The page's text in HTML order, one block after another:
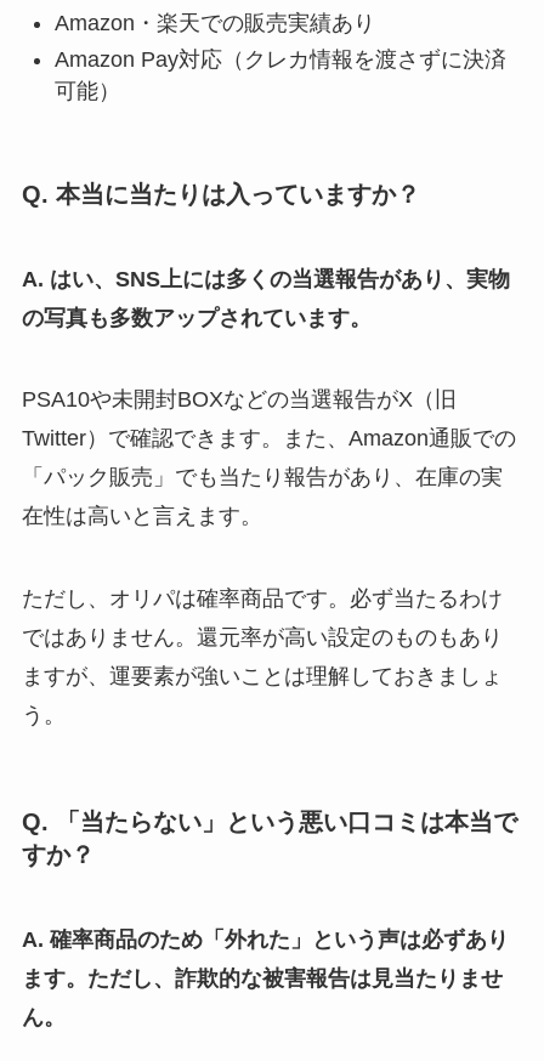
Amazon・楽天での販売実績あり
Amazon Pay対応（クレカ情報を渡さずに決済
可能）
Q. 本当に当たりは入っていますか？
A. はい、SNS上には多くの当選報告があり、実物
の写真も多数アップされています。
PSA10や未開封BOXなどの当選報告がX（旧
Twitter）で確認できます。また、Amazon通販での
「パック販売」でも当たり報告があり、在庫の実
在性は高いと言えます。
ただし、オリパは確率商品です。必ず当たるわけ
ではありません。還元率が高い設定のものもあり
ますが、運要素が強いことは理解しておきましょ
う。
Q. 「当たらない」という悪い口コミは本当で
すか？
A. 確率商品のため「外れた」という声は必ずあり
ます。ただし、詐欺的な被害報告は見当たりませ
ん。